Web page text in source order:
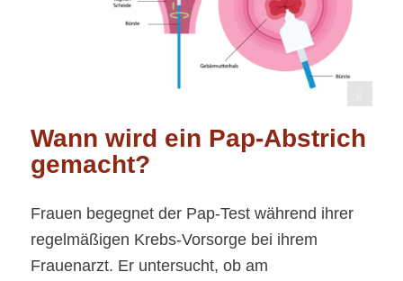
shutterstock /Pepermpron
Wann wird ein Pap-Abstrich
gemacht?
Frauen begegnet der Pap-Test während ihrer
regelmäßigen Krebs-Vorsorge bei ihrem
Frauenarzt. Er untersucht, ob am